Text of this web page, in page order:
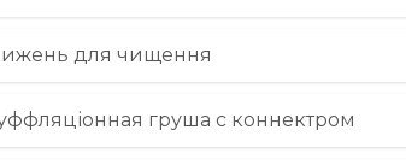
для чищення
груша c коннектром